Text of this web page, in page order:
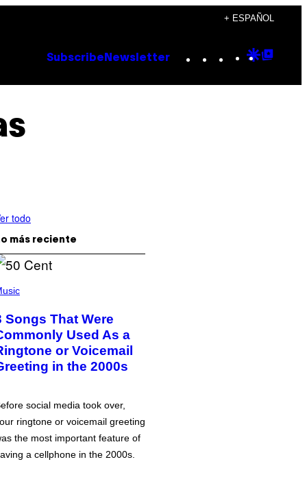
+ ESPAÑOL
Subscribe Newsletter Instagram
TikTok
YouTube
Google
todo
más reciente
Songs That Were
Used As a
or Voicemail
in the 2000s
social media took over,
ringtone or voicemail greeting
the most important feature of
a cellphone in the 2000s.